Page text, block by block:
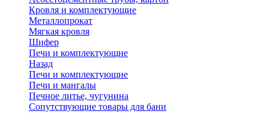
Кровля и комплектующие
Металлопрокат
Мягкая кровля
Шифер
Печи и комплектующие
Назад
Печи и комплектующие
Печи и мангалы
Печное литье, чугунина
Сопутствующие товары для бани